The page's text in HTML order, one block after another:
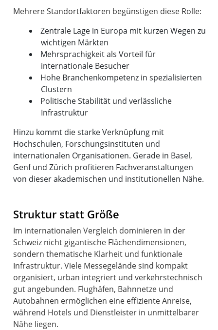
Zentrale Lage in Europa mit kurzen Wegen zu
wichtigen Märkten
Mehrsprachigkeit als Vorteil für
internationale Besucher
Hohe Branchenkompetenz in spezialisierten
Clustern
Politische Stabilität und verlässliche
Infrastruktur
Hinzu kommt die starke Verknüpfung mit
Hochschulen, Forschungsinstituten und
internationalen Organisationen. Gerade in Basel,
Genf und Zürich profitieren Fachveranstaltungen
von dieser akademischen und institutionellen Nähe.
Struktur statt Größe
Im internationalen Vergleich dominieren in der
Schweiz nicht gigantische Flächendimensionen,
sondern thematische Klarheit und funktionale
Infrastruktur. Viele Messegelände sind kompakt
organisiert, urban integriert und verkehrstechnisch
gut angebunden. Flughäfen, Bahnnetze und
Autobahnen ermöglichen eine effiziente Anreise,
während Hotels und Dienstleister in unmittelbarer
Nähe liegen.